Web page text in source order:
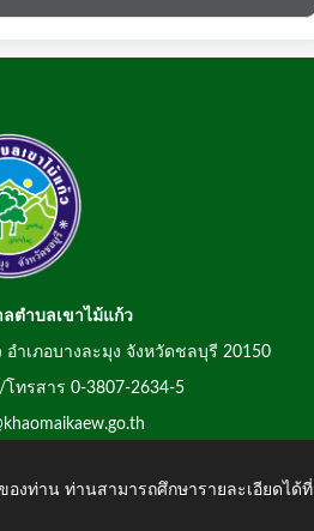
ตำบลเขาไม้แก้ว
ำเภอบางละมุง จังหวัดชลบุรี 20150
ทรสาร 0-3807-2634-5
งท่าน ท่านสามารถศึกษารายละเอียดได้ที่